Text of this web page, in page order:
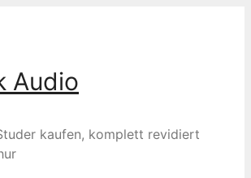
Audio
kaufen, komplett revidiert